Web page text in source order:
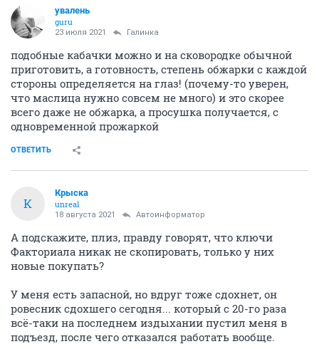
увалень
guru
23 июля 2021 Галинка
подобные кабачки можно и на сковородке обычной
приготовить, а готовность, степень обжарки с каждой
стороны определяется на глаз! (почему-то уверен,
что маслица нужно совсем не много) и это скорее
всего даже не обжарка, а просушка получается, с
одновременной прожаркой
ОТВЕТИТЬ
К
Крыска
unreal
18 августа 2021 Автоинформатор
А подскажите, плиз, правду говорят, что ключи
Факториала никак не скопировать, только у них
новые покупать?
У меня есть запасной, но вдруг тоже сдохнет, он
ровесник сдохшего сегодня... который с 20-го раза
всё-таки на последнем издыхании пустил меня в
подъезд, после чего отказался работать вообще.